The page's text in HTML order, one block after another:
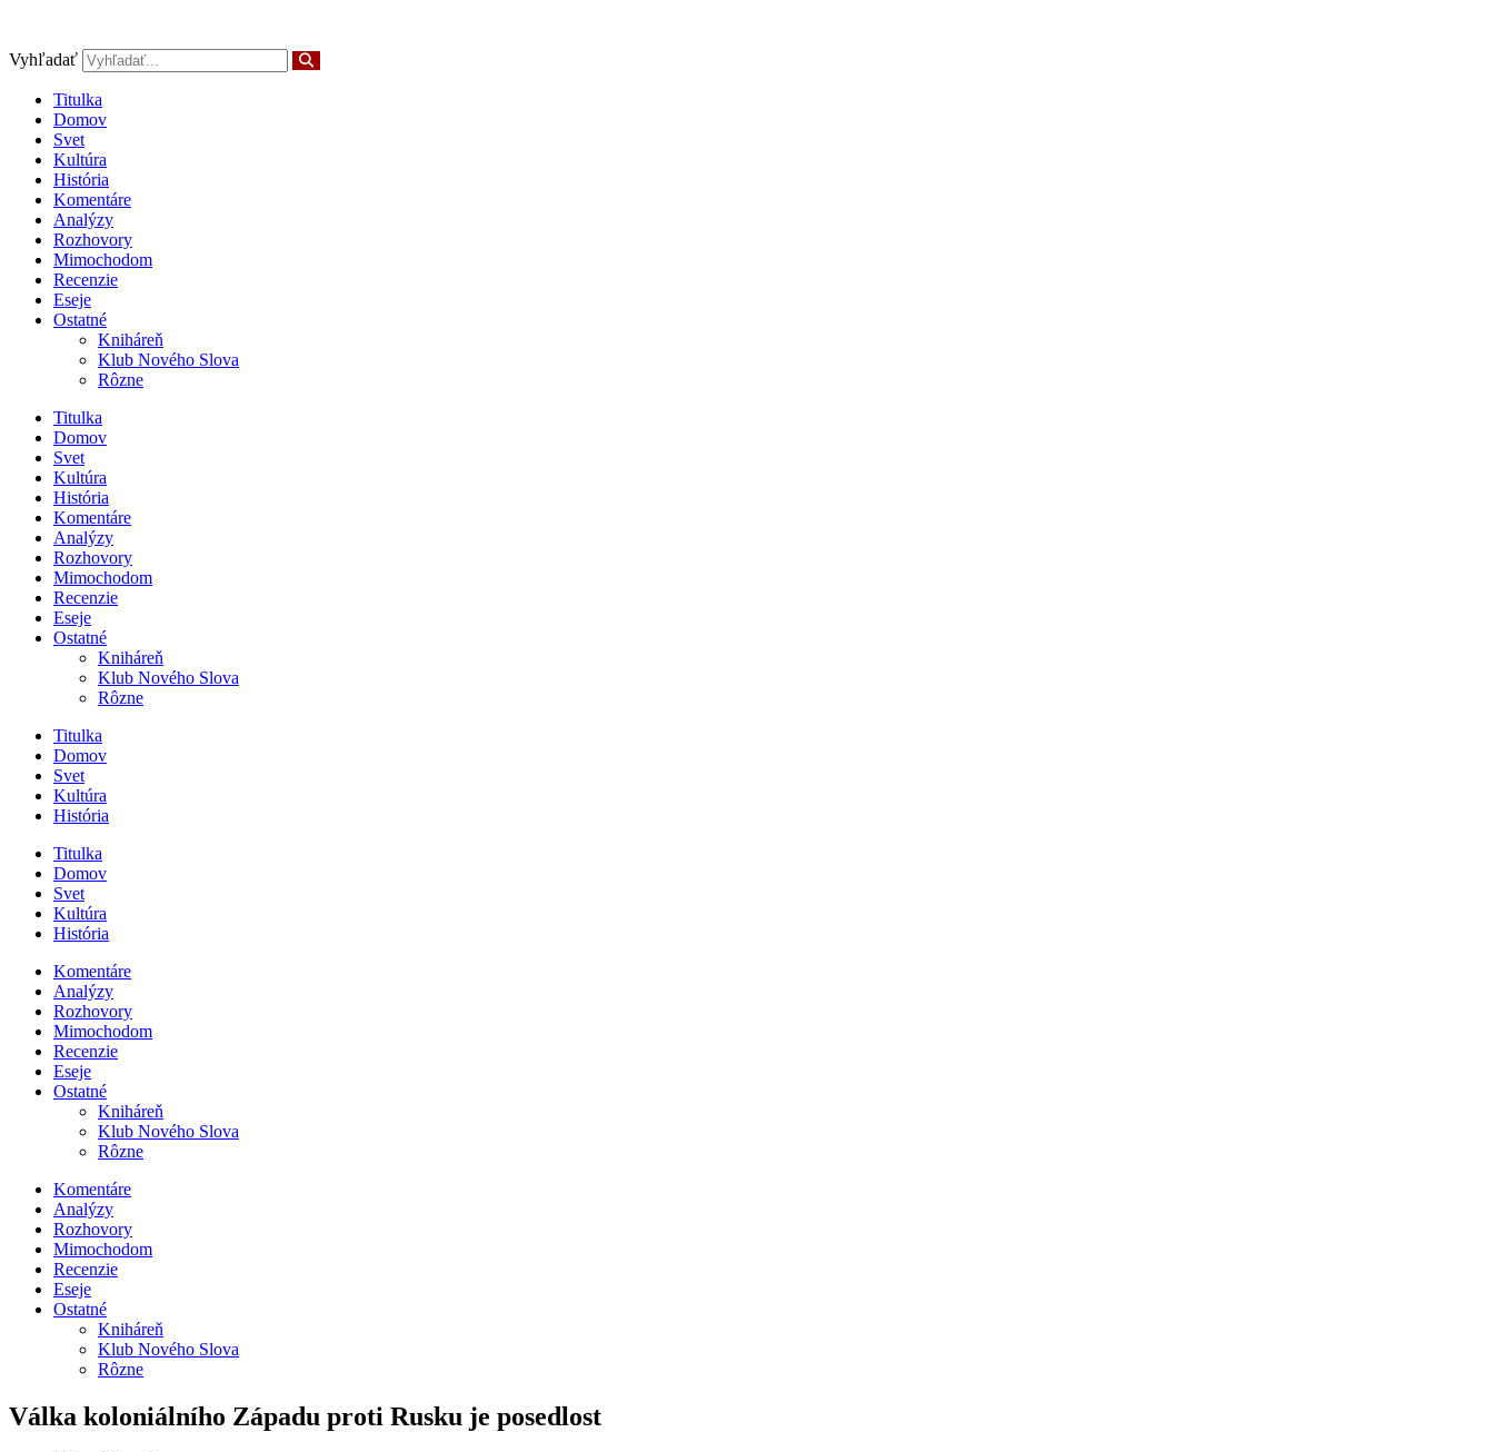
obsah
Vyhľadať
Titulka
Domov
Svet
Kultúra
História
Komentáre
Analýzy
Rozhovory
Mimochodom
Recenzie
Eseje
Ostatné
Kniháreň
Klub Nového Slova
Rôzne
Titulka
Domov
Svet
Kultúra
História
Komentáre
Analýzy
Rozhovory
Mimochodom
Recenzie
Eseje
Ostatné
Kniháreň
Klub Nového Slova
Rôzne
Titulka
Domov
Svet
Kultúra
História
Titulka
Domov
Svet
Kultúra
História
Komentáre
Analýzy
Rozhovory
Mimochodom
Recenzie
Eseje
Ostatné
Kniháreň
Klub Nového Slova
Rôzne
Komentáre
Analýzy
Rozhovory
Mimochodom
Recenzie
Eseje
Ostatné
Kniháreň
Klub Nového Slova
Rôzne
Válka koloniálního Západu proti Rusku je posedlost